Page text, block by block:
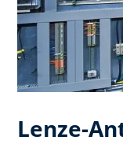
Lenze-